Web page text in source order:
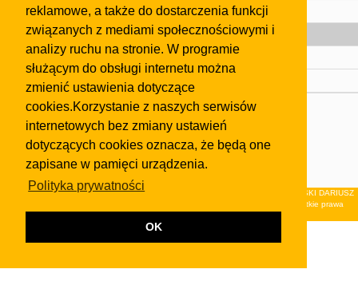
reklamowe, a także do dostarczenia funkcji
związanych z mediami społecznościowymi i
analizy ruchu na stronie. W programie
służącym do obsługi internetu można
zmienić ustawienia dotyczące
cookies.Korzystanie z naszych serwisów
internetowych bez zmiany ustawień
dotyczących cookies oznacza, że będą one
zapisane w pamięci urządzenia.
Polityka prywatności
OK
Kontakt
Strefa dla biznesu
Biura nieruchomości
Dealerzy i autokomisy
Skontaktuj się z nami
regulaminuiPolityki Prywatności.
Klauzula FB
© 2026Wydawnictwo NEON sp. z o.o. (dawniej: FIRMA NEON MAREK KLUCZEWSKI DARIUSZ
KRAWCZYK s.c.) z siedzibą w Olkuszu, ul.Żuradzka 15, 32-300 Olkusz . Wszystkie prawa